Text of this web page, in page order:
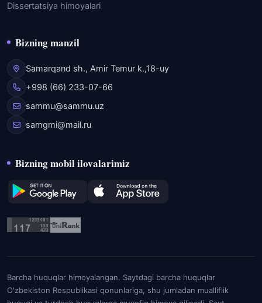
Dissertatsiya himoyalari
Bizning manzil
Samarqand sh., Amir Temur k.,18-uy
+998 (66) 233-07-66
sammu@sammu.uz
samgmi@mail.ru
Bizning mobil ilovalarimiz
Barcha huquqlar himoyalangan. Saytdagi barcha huquqlar
O'zbekiston Respublikasi qonunlariga, shu jumladan mualliflik